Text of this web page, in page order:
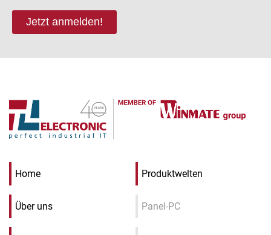
Jetzt anmelden!
Home
Über uns
Produktwelten
Panel-PC